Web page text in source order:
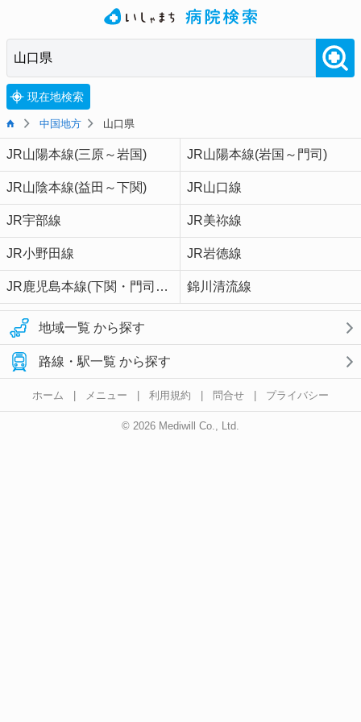
現在地検索
中国地方 山口県
JR山陽本線(三原～岩国) JR山陽本線(岩国～門司)
JR山陰本線(益田～下関) JR山口線
JR宇部線 JR美祢線
JR小野田線 JR岩徳線
JR鹿児島本線(下関・門司港～博多) 錦川清流線
地域一覧 から探す
路線・駅一覧 から探す
ホーム | メニュー | 利用規約 | 問合せ | プライバシー
© 2026 Mediwill Co., Ltd.